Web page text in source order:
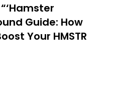
Guide: How
Your HMSTR